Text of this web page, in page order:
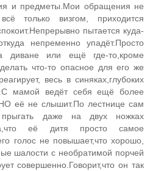
и предметы.Мои обращения не
только визгом, приходится
пытается куда-
непременно упадёт.Просто
диване или ещё где-то,кроме
что-то опасное для его же
весь в синяках,глубоких
мамой ведёт себя ещё более
её не слышит.По лестнице сам
даже на двух ножках
её дитя просто самое
голос не повышает,что хорошо,
шалости с необратимой порчей
совершенно.Говорит,что он так